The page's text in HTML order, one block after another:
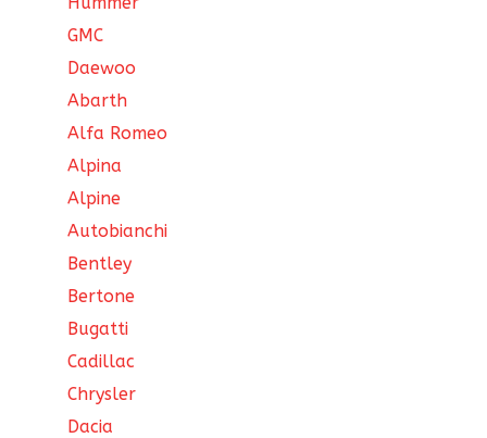
GMC
Daewoo
Abarth
Alfa Romeo
Alpina
Alpine
Autobianchi
Bentley
Bertone
Bugatti
Cadillac
Chrysler
Dacia